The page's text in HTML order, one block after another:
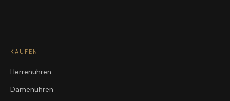
KAUFEN
Herrenuhren
Damenuhren